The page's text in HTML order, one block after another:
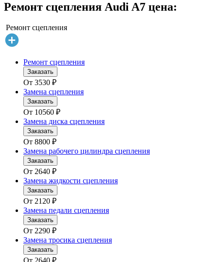
Ремонт сцепления Audi A7 цена:
Ремонт сцепления
Ремонт сцепления
Заказать
От 3530 ₽
Замена сцепления
Заказать
От 10560 ₽
Замена диска сцепления
Заказать
От 8800 ₽
Замена рабочего цилиндра сцепления
Заказать
От 2640 ₽
Замена жидкости сцепления
Заказать
От 2120 ₽
Замена педали сцепления
Заказать
От 2290 ₽
Замена тросика сцепления
Заказать